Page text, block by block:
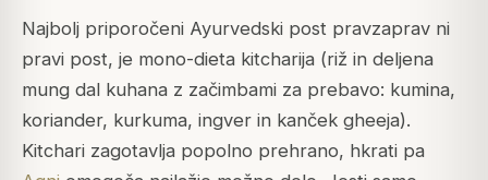
Najbolj priporočeni Ayurvedski post pravzaprav ni
pravi post, je mono-dieta kitcharija (riž in deljena
mung dal kuhana z začimbami za prebavo: kumina,
koriander, kurkuma, ingver in kanček gheeja).
Kitchari zagotavlja popolno prehrano, hkrati pa